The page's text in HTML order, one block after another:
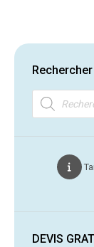
Recherche
de
produits
DEVIS